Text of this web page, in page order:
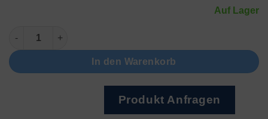
Auf Lager
Ringhaltepinzette Außen Menge
In den Warenkorb
Produkt Anfragen